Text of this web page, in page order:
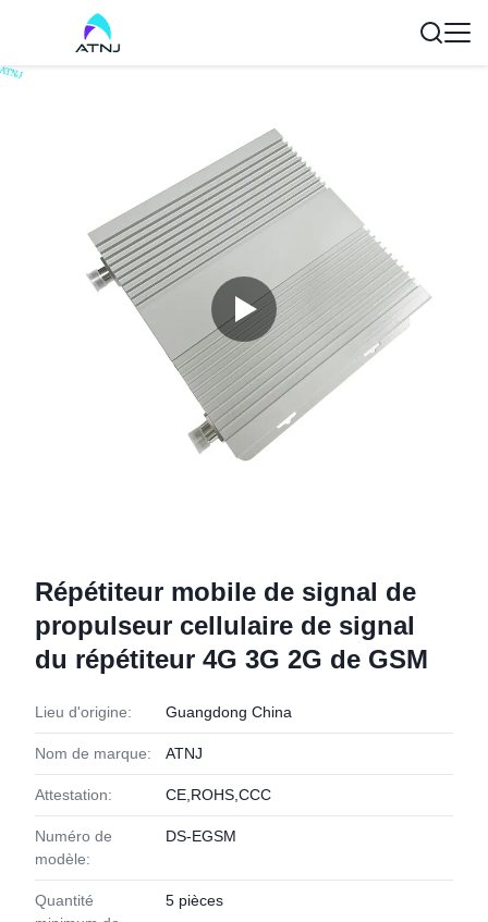
Répétiteur mobile de signal de
propulseur cellulaire de signal
du répétiteur 4G 3G 2G de GSM
Lieu d'origine: Guangdong China
Nom de marque: ATNJ
Attestation: CE,ROHS,CCC
Numéro de
modèle:
DS-EGSM
Quantité
5 pièces